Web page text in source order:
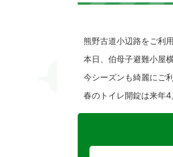
熊野古道小辺路をご利
本日、伯母子避難小屋
今シーズンも綺麗にご
春のトイレ開錠は来年4